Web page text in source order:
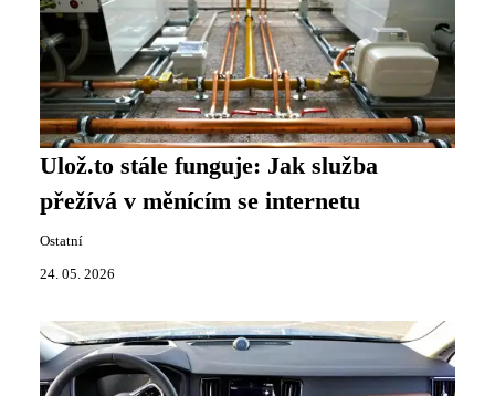
Ulož.to stále funguje: Jak služba
přežívá v měnícím se internetu
Ostatní
24. 05. 2026